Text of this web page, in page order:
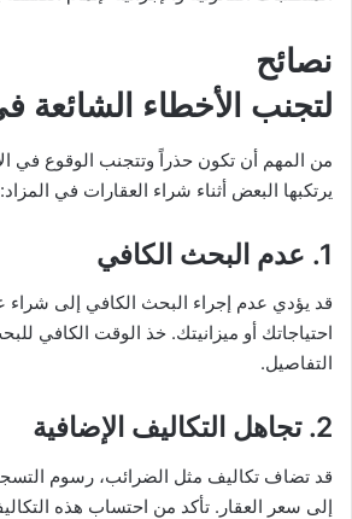
نصائح
لتجنب الأخطاء الشائعة
من المهم أن تكون حذراً وتتجنب الوقوع في
يرتكبها البعض أثناء شراء العقارات في المزاد:
1. عدم البحث الكافي
قد يؤدي عدم إجراء البحث الكافي إلى شراء
احتياجاتك أو ميزانيتك. خذ الوقت الكافي
التفاصيل.
2. تجاهل التكاليف الإضافية
قد تضاف تكاليف مثل الضرائب، رسوم
إلى سعر العقار. تأكد من احتساب هذه